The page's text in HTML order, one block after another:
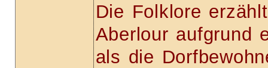
Die Folklore
Aberlour aufgrund
als die